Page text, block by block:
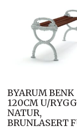
BYARUM BENK
120CM U/
NATUR,
BRUNLASERT